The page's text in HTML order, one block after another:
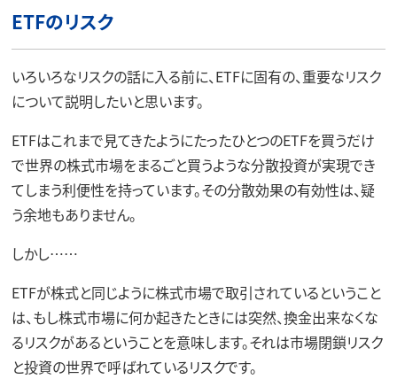
ETFのリスク
いろいろなリスクの話に入る前に、ETFに固有の、重要なリスク
について説明したいと思います。
ETFはこれまで見てきたようにたったひとつのETFを買うだけ
で世界の株式市場をまるごと買うような分散投資が実現でき
てしまう利便性を持っています。その分散効果の有効性は、疑
う余地もありません。
しかし……
ETFが株式と同じように株式市場で取引されているということ
は、もし株式市場に何か起きたときには突然、換金出来なくな
るリスクがあるということを意味します。それは市場閉鎖リスク
と投資の世界で呼ばれているリスクです。